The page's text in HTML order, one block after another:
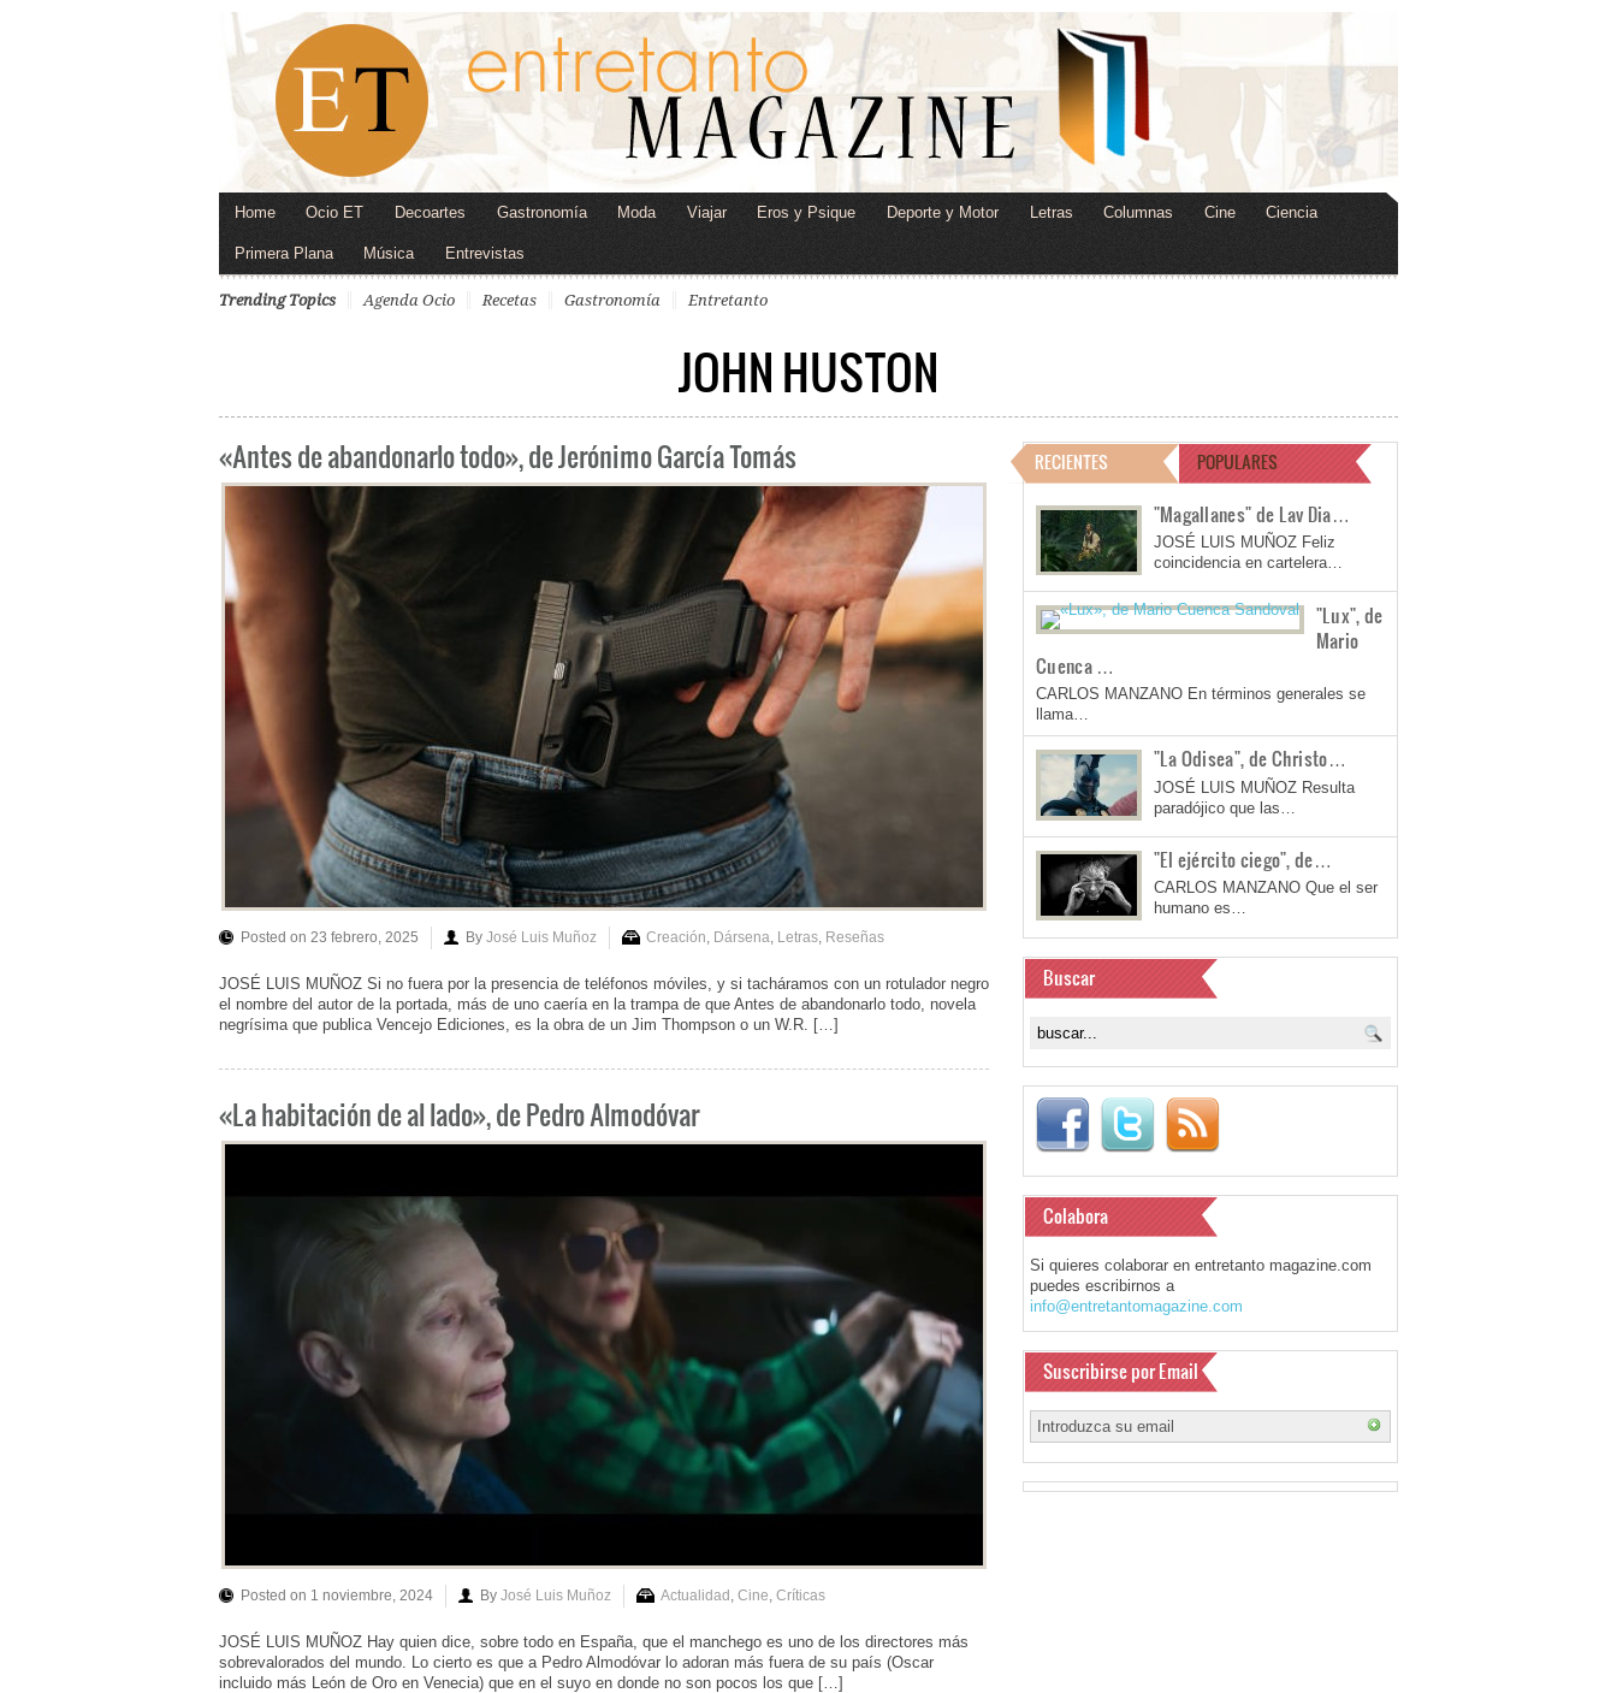
Home Ocio ET Decoartes Gastronomía Moda Viajar Eros y Psique Deporte y Motor Letras Columnas Cine Ciencia
Primera Plana Música Entrevistas
Trending Topics Agenda Ocio Recetas Gastronomía Entretanto
JOHN HUSTON
«Antes de abandonarlo todo», de Jerónimo García Tomás
Posted on 23 febrero, 2025 By José Luis Muñoz Creación Dársena Letras Reseñas
JOSÉ LUIS MUÑOZ Si no fuera por la presencia de teléfonos móviles, y si tacháramos con un rotulador negro
el nombre del autor de la portada, más de uno caería en la trampa de que Antes de abandonarlo todo, novela
negrísima que publica Vencejo Ediciones, es la obra de un Jim Thompson o un W.R. […]
«La habitación de al lado», de Pedro Almodóvar
Posted on 1 noviembre, 2024 By José Luis Muñoz Actualidad Cine Críticas
JOSÉ LUIS MUÑOZ Hay quien dice, sobre todo en España, que el manchego es uno de los directores más
sobrevalorados del mundo. Lo cierto es que a Pedro Almodóvar lo adoran más fuera de su país (Oscar
incluido más León de Oro en Venecia) que en el suyo en donde no son pocos los que […]
RECIENTES POPULARES
"Magallanes" de Lav Dia…
JOSÉ LUIS MUÑOZ Feliz
coincidencia en cartelera…
"Lux", de
Mario
Cuenca …
CARLOS MANZANO En términos generales se
llama…
"La Odisea", de Christo…
JOSÉ LUIS MUÑOZ Resulta
paradójico que las…
"El ejército ciego", de…
CARLOS MANZANO Que el ser
humano es…
Buscar
Colabora
Si quieres colaborar en entretanto magazine.com
puedes escribirnos a
info@entretantomagazine.com
Suscribirse por Email